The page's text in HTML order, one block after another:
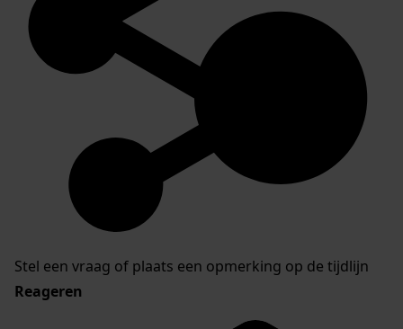
Stel een vraag of plaats een opmerking op de tijdlijn
Reageren